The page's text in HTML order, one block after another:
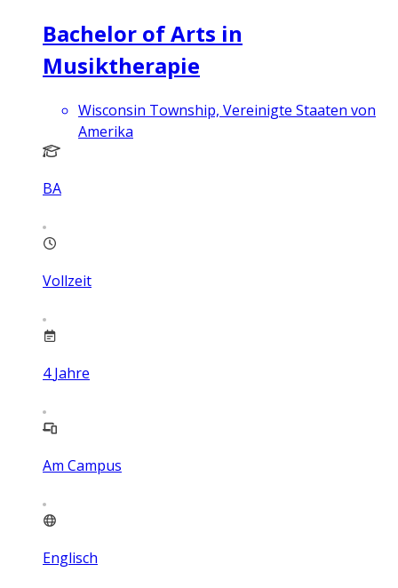
Bachelor of Arts in
Musiktherapie
Wisconsin Township, Vereinigte Staaten von
Amerika
BA
Vollzeit
4 Jahre
Am Campus
Englisch